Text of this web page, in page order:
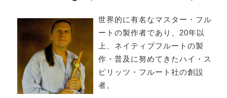
世界的に有名なマスター・フル
ートの製作者であり、20年以
上、ネイティブフルートの製
作・普及に努めてきたハイ・ス
ピリッツ・フルート社の創設
者。